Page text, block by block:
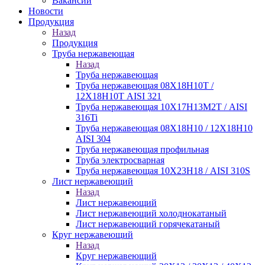
Новости
Продукция
Назад
Продукция
Труба нержавеющая
Назад
Труба нержавеющая
Труба нержавеющая 08Х18Н10Т /
12Х18Н10Т AISI 321
Труба нержавеющая 10Х17Н13М2Т / AISI
316Ti
Труба нержавеющая 08Х18Н10 / 12Х18Н10
AISI 304
Труба нержавеющая профильная
Труба электросварная
Труба нержавеющая 10Х23Н18 / AISI 310S
Лист нержавеющий
Назад
Лист нержавеющий
Лист нержавеющий холоднокатаный
Лист нержавеющий горячекатаный
Круг нержавеющий
Назад
Круг нержавеющий